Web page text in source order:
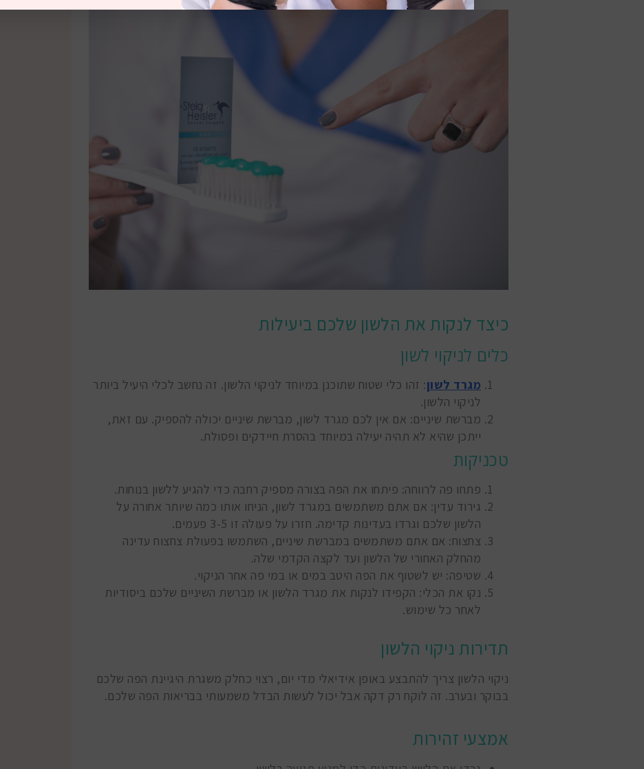
כיצד לנקות את הלשון שלכם ביעילות
כלים לניקוי לשון
מגרד לשון: זהו כלי שטוח שתוכנן במיוחד לניקוי הלשון. זה נחשב לכלי היעיל ביותר
לניקוי הלשון.
מברשת שיניים: אם אין לכם מגרד לשון, מברשת שיניים יכולה להספיק. עם זאת,
ייתכן שהיא לא תהיה יעילה במיוחד בהסרת חיידקים ופסולת.
טכניקות
פתחו פה לרווחה: פיתחו את הפה בצורה מספיק רחבה כדי להגיע ללשון בנוחות.
גירוד עדין: אם אתם משתמשים במגרד לשון, הניחו אותו כמה שיותר אחורה על
הלשון שלכם וגרדו בעדינות קדימה. חזרו על פעולה זו 3-5 פעמים.
צחצוח: אם אתם משתמשים במברשת שיניים, השתמשו בפעולת צחצוח עדינה
מהחלק האחורי של הלשון ועד לקצה הקדמי שלה.
שטיפה: יש לשטוף את הפה היטב במים או במי פה אחר הניקוי.
נקו את הכלי: הקפידו לנקות את מגרד הלשון או מברשת השיניים שלכם ביסודיות
לאחר כל שימוש.
תדירות ניקוי הלשון
ניקוי הלשון צריך להתבצע באופן אידיאלי מדי יום, רצוי כחלק משגרת היגיינת הפה שלכם
בבוקר ובערב. זה לוקח רק דקה אבל יכול לעשות הבדל משמעותי בבריאות הפה שלכם.
אמצעי זהירות